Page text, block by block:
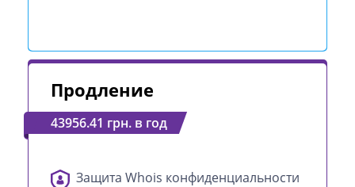
Продление
43956.41 грн. в год
Защита Whois конфиденциальности